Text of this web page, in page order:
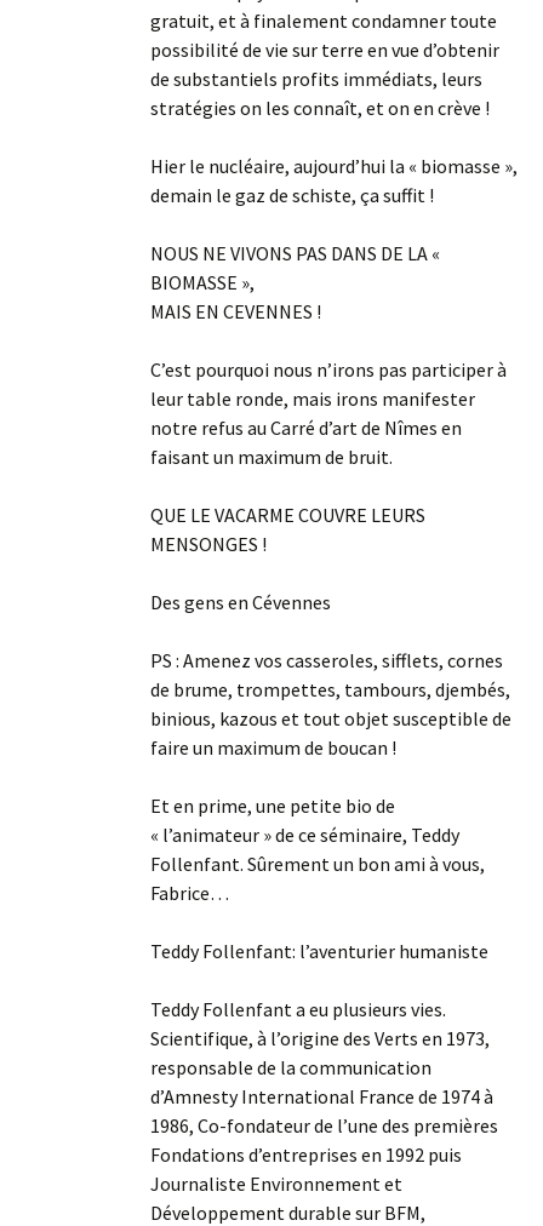
gratuit, et à finalement condamner toute
possibilité de vie sur terre en vue d’obtenir
de substantiels profits immédiats, leurs
stratégies on les connaît, et on en crève !
Hier le nucléaire, aujourd’hui la « biomasse »,
demain le gaz de schiste, ça suffit !
NOUS NE VIVONS PAS DANS DE LA «
BIOMASSE »,
MAIS EN CEVENNES !
C’est pourquoi nous n’irons pas participer à
leur table ronde, mais irons manifester
notre refus au Carré d’art de Nîmes en
faisant un maximum de bruit.
QUE LE VACARME COUVRE LEURS
MENSONGES !
Des gens en Cévennes
PS : Amenez vos casseroles, sifflets, cornes
de brume, trompettes, tambours, djembés,
binious, kazous et tout objet susceptible de
faire un maximum de boucan !
Et en prime, une petite bio de
« l’animateur » de ce séminaire, Teddy
Follenfant. Sûrement un bon ami à vous,
Fabrice…
Teddy Follenfant: l’aventurier humaniste
Teddy Follenfant a eu plusieurs vies.
Scientifique, à l’origine des Verts en 1973,
responsable de la communication
d’Amnesty International France de 1974 à
1986, Co-fondateur de l’une des premières
Fondations d’entreprises en 1992 puis
Journaliste Environnement et
Développement durable sur BFM,